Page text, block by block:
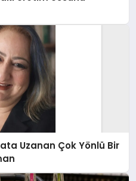
Uzanan Çok Yönlü Bir